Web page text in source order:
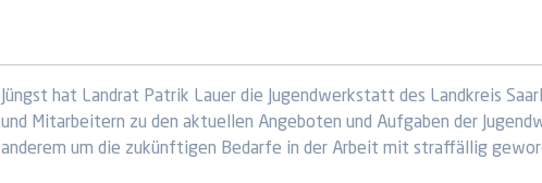
Jüngst hat Landrat Patrik Lauer die Jugendwerkstatt des Landkreis
und Mitarbeitern zu den aktuellen Angeboten und Aufgaben der
anderem um die zukünftigen Bedarfe in der Arbeit mit straffällig